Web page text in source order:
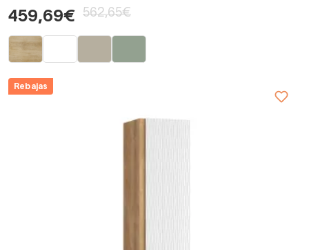
459,69€ 562,65€
Rebajas